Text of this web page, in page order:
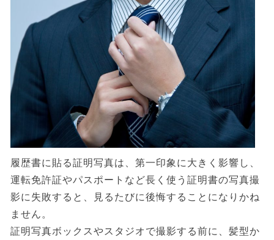
履歴書に貼る証明写真は、第一印象に大きく影響し、
運転免許証やパスポートなど長く使う証明書の写真撮
影に失敗すると、見るたびに後悔することになりかね
ません。
証明写真ボックスやスタジオで撮影する前に、髪型か